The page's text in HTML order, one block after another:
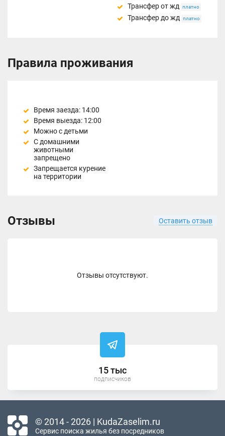
Трансфер от жд платно
Трансфер до жд платно
Правила проживания
Время заезда: 14:00
Время выезда: 12:00
Можно с детьми
С домашними
животными
запрещено
Запрещается курение
на территории
Отзывы Оставить отзыв
Отзывы отсутствуют.
15 тыс
подписчиков
© 2014 - 2026 | KudaZaselim.ru
Сервис поиска жилья без посредников